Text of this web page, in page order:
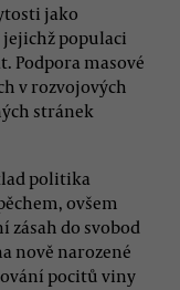
jako
populaci
Podpora masové
v rozvojových
stránek
politika
ovšem
zásah do svobod
nově narozené
pocitů viny